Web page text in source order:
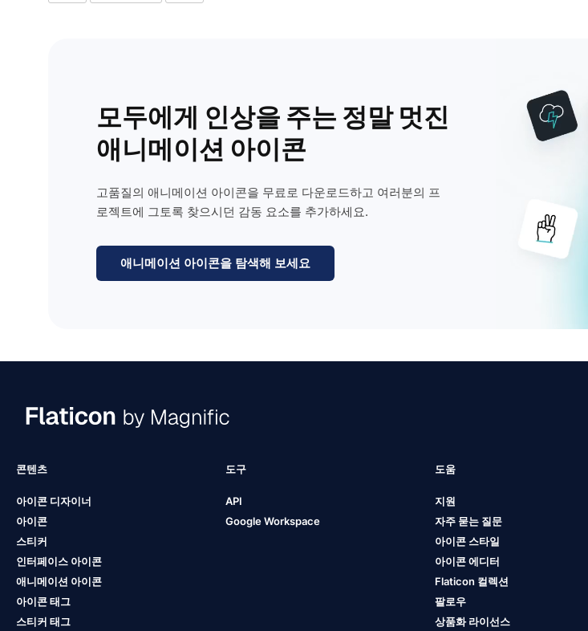
모두에게 인상을 주는 정말 멋진
애니메이션 아이콘
고품질의 애니메이션 아이콘을 무료로 다운로드하고 여러분의 프
로젝트에 그토록 찾으시던 감동 요소를 추가하세요.
애니메이션 아이콘을 탐색해 보세요
콘텐츠
아이콘 디자이너
아이콘
스티커
인터페이스 아이콘
애니메이션 아이콘
아이콘 태그
스티커 태그
도구
API
Google Workspace
도움
지원
자주 묻는 질문
아이콘 스타일
아이콘 에디터
Flaticon 컬렉션
팔로우
상품화 라이선스